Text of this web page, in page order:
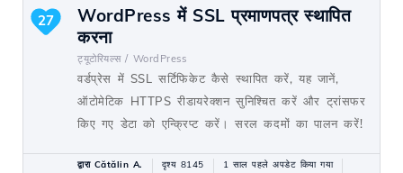
WordPress में SSL प्रमाणपत्र स्थापित
करना
ट्यूटोरियल्स / WordPress
वर्डप्रेस में SSL सर्टिफिकेट कैसे स्थापित करें, यह जानें,
ऑटोमेटिक HTTPS रीडायरेक्शन सुनिश्चित करें और ट्रांसफर
किए गए डेटा को एन्क्रिप्ट करें। सरल कदमों का पालन करें!
27
द्वारा Cătălin A. दृश्य 8145
1 साल पहले अपडेट किया गया